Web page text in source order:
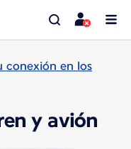
conexión en los
y avión